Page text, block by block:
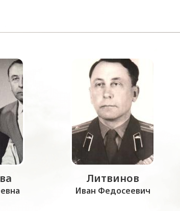
Литвинов
Иван Федосеевич